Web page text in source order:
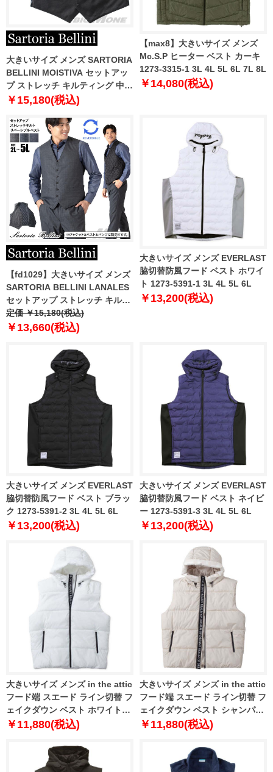
大きいサイズ メンズ SARTORIA
BELLINI MOISTIVA セットアッ
プ ストレッチ キルティング 中綿
ベスト 滑らかな手触り シワにな
￥15,180(税込)
【max8】大きいサイズ メンズ
Mc.S.P ヒーター ベスト カーキ
1273-3315-1 3L 4L 5L 6L 7L 8L
￥14,080(税込)
【fd1029】大きいサイズ メンズ
SARTORIA BELLINI LANALES
セットアップ ストレッチ キルト
リバーシブル ベスト スマリラ
mw-lan-ve-l 【t2502】
定価 ￥15,180(税込)
￥13,660(税込)
大きいサイズ メンズ EVERLAST
脇切替防風フード ベスト ホワイ
ト 1273-5391-1 3L 4L 5L 6L
￥13,200(税込)
大きいサイズ メンズ EVERLAST
脇切替防風フード ベスト ブラッ
ク 1273-5391-2 3L 4L 5L 6L
￥13,200(税込)
大きいサイズ メンズ EVERLAST
脇切替防風フード ベスト ネイビ
ー 1273-5391-3 3L 4L 5L 6L
￥13,200(税込)
大きいサイズ メンズ in the attic
フード端 スエード ライン切替 フ
ェイクダウン ベスト ホワイト
1253-4340-1 3L 4L 5L 6L
￥11,880(税込)
大きいサイズ メンズ in the attic
フード端 スエード ライン切替 フ
ェイクダウン ベスト シャンパン
ゴールド 1253-4340-3 3L 4L 5L
￥11,880(税込)